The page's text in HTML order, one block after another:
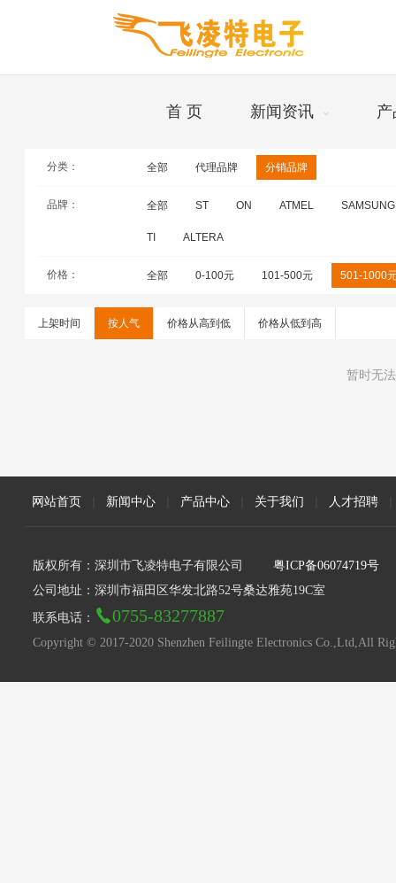
首 页 新闻资讯
分类： 全部 代理品牌 分销品牌
品牌： 全部 ST ON ATMEL SAMSUNG
TI ALTERA
价格： 全部 0-100元 101-500元 501-1000
上架时间 按人气 价格从高到低 价格从低到高
暂时无
网站首页 新闻中心 产品中心 关于我们 人才招聘
版权所有：深圳市飞凌特电子有限公司
粤ICP备06074719号
公司地址：深圳市福田区华发北路52号桑达雅苑19C室
联系电话： 0755-83277887
Copyright © 2017-2020 Shenzhen Feilingte Electronics Co.,Ltd,All